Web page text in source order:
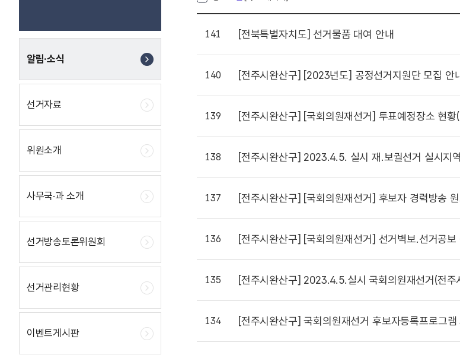
알림·소식
선거자료
위원소개
사무국·과 소개
선거방송토론위원회
선거관리현황
이벤트게시판
141 [전북특별자치도] 선거물품 대여 안내
140 [전주시완산구] [2023년도] 공정선거지원단 모집 안
139 [전주시완산구] [국회의원재선거] 투표예정장소 현
138 [전주시완산구] 2023.4.5. 실시 재.보궐선거 실시지
137 [전주시완산구] [국회의원재선거] 후보자 경력방송
136 [전주시완산구] [국회의원재선거] 선거벽보.선거공보
135 [전주시완산구] 2023.4.5.실시 국회의원재선거(전주시
134 [전주시완산구] 국회의원재선거 후보자등록프로그램